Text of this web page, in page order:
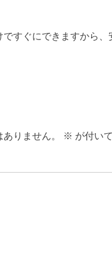
すぐにできますから、
りません。 ※ が付い